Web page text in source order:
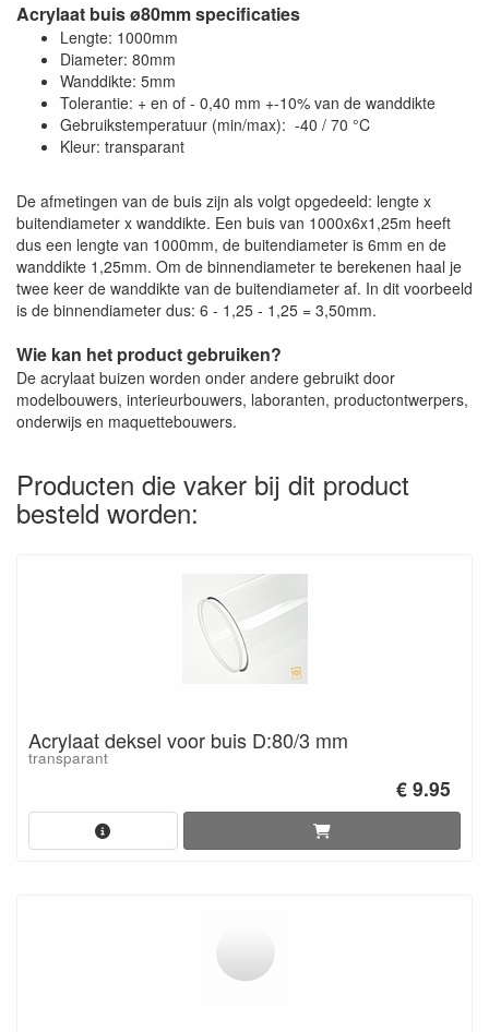
Acrylaat buis ø80mm specificaties
Lengte: 1000mm
Diameter: 80mm
Wanddikte: 5mm
Tolerantie: + en of - 0,40 mm +-10% van de wanddikte
Gebruikstemperatuur (min/max): -40 / 70 °C
Kleur: transparant
De afmetingen van de buis zijn als volgt opgedeeld: lengte x
buitendiameter x wanddikte. Een buis van 1000x6x1,25m heeft
dus een lengte van 1000mm, de buitendiameter is 6mm en de
wanddikte 1,25mm. Om de binnendiameter te berekenen haal je
twee keer de wanddikte van de buitendiameter af. In dit voorbeeld
is de binnendiameter dus: 6 - 1,25 - 1,25 = 3,50mm.
Wie kan het product gebruiken?
De acrylaat buizen worden onder andere gebruikt door
modelbouwers, interieurbouwers, laboranten, productontwerpers,
onderwijs en maquettebouwers.
Producten die vaker bij dit product
besteld worden:
Acrylaat deksel voor buis D:80/3 mm
transparant
€ 9.95